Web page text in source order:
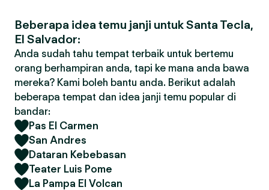
Beberapa idea temu janji untuk Santa Tecla,
El Salvador:
Anda sudah tahu tempat terbaik untuk bertemu
orang berhampiran anda, tapi ke mana anda bawa
mereka? Kami boleh bantu anda. Berikut adalah
beberapa tempat dan idea janji temu popular di
bandar:
Pas El Carmen
San Andres
Dataran Kebebasan
Teater Luis Pome
La Pampa El Volcan